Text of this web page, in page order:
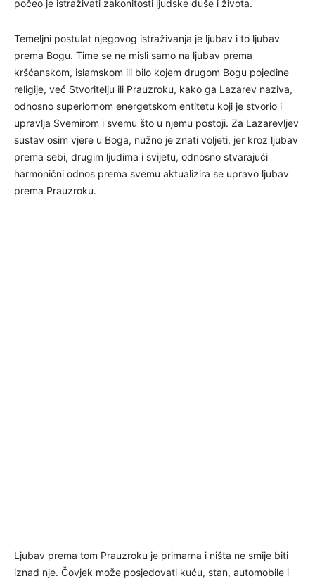
počeo je istraživati zakonitosti ljudske duše i života.
Temeljni postulat njegovog istraživanja je ljubav i to ljubav
prema Bogu. Time se ne misli samo na ljubav prema
kršćanskom, islamskom ili bilo kojem drugom Bogu pojedine
religije, već Stvoritelju ili Prauzroku, kako ga Lazarev naziva,
odnosno superiornom energetskom entitetu koji je stvorio i
upravlja Svemirom i svemu što u njemu postoji. Za Lazarevljev
sustav osim vjere u Boga, nužno je znati voljeti, jer kroz ljubav
prema sebi, drugim ljudima i svijetu, odnosno stvarajući
harmonični odnos prema svemu aktualizira se upravo ljubav
prema Prauzroku.
Ljubav prema tom Prauzroku je primarna i ništa ne smije biti
iznad nje. Čovjek može posjedovati kuću, stan, automobile i